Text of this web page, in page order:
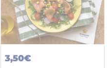
3,50€